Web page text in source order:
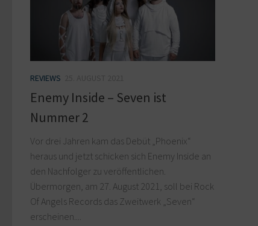
REVIEWS
Enemy Inside – Seven ist
Nummer 2
Vor drei Jahren kam das Debüt „Phoenix“
heraus und jetzt schicken sich Enemy Inside an
den Nachfolger zu veröffentlichen.
Übermorgen, am 27. August 2021, soll bei Rock
Of Angels Records das Zweitwerk „Seven“
erscheinen....